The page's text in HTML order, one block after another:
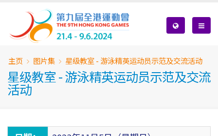
content
Breadcrumb
主页 图片集 星级教室 - 游泳精英运动员示范及交流活动
星级教室 - 游泳精英运动员示范及交流
活动